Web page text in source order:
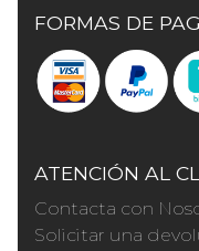
FORMAS DE
ATENCIÓN AL
Contacta con
Solicitar una